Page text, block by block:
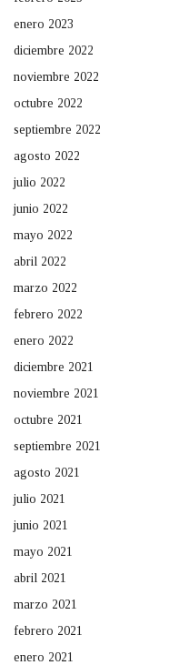
enero 2023
diciembre 2022
noviembre 2022
octubre 2022
septiembre 2022
agosto 2022
julio 2022
junio 2022
mayo 2022
abril 2022
marzo 2022
febrero 2022
enero 2022
diciembre 2021
noviembre 2021
octubre 2021
septiembre 2021
agosto 2021
julio 2021
junio 2021
mayo 2021
abril 2021
marzo 2021
febrero 2021
enero 2021